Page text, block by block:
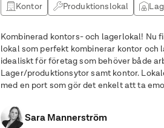
Kontor Produktionslokal
Kombinerad kontors- och lagerlokal! Nu finns chansen att hyra en flexibel
lokal som perfekt kombinerar kontor
idealiskt för företag som behöver både
Lager/produktionsytor samt kontor.
med en port som gör det enkelt att ta
Sara Mannerström